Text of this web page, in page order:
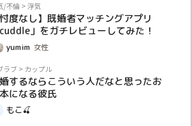
/不倫 > 浮気
忖度なし】既婚者マッチングアプリ
cuddle」をガチレビューしてみた！
yumim 女性
ラブ > カップル
するならこういう人だなと思ったお
になる彼氏
もこ🍒